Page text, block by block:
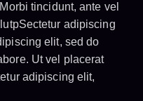
tincidunt, ante vel
adipiscing
elit, sed do
Ut vel placerat
adipiscing elit,